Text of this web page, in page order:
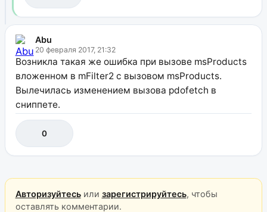
Abu
20 февраля 2017, 21:32
Возникла такая же ошибка при вызове msProducts
вложенном в mFilter2 с вызовом msProducts.
Вылечилась изменением вызова pdofetch в
сниппете.
0
Авторизуйтесьили зарегистрируйтесь, чтобы
оставлять комментарии.